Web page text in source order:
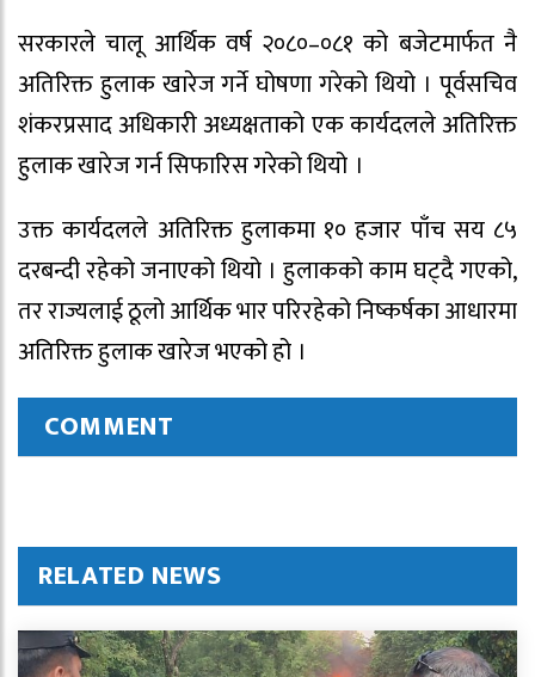
सरकारले चालू आर्थिक वर्ष २०८०–०८१ को बजेटमार्फत नै
अतिरिक्त हुलाक खारेज गर्ने घोषणा गरेको थियो । पूर्वसचिव
शंकरप्रसाद अधिकारी अध्यक्षताको एक कार्यदलले अतिरिक्त
हुलाक खारेज गर्न सिफारिस गरेको थियो ।
उक्त कार्यदलले अतिरिक्त हुलाकमा १० हजार पाँच सय ८५
दरबन्दी रहेको जनाएको थियो । हुलाकको काम घट्दै गएको,
तर राज्यलाई ठूलो आर्थिक भार परिरहेको निष्कर्षका आधारमा
अतिरिक्त हुलाक खारेज भएको हो ।
COMMENT
RELATED NEWS